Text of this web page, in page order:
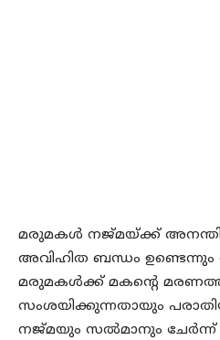
മരുമകള്‍ നജ്മയ്ക്ക്
അവിഹിത ബന്ധം
മരുമകള്‍ക്ക് മകന്റെ
സംശയിക്കുന്നതായും
നജ്മയും സല്‍മാനും ചേര്‍ന്ന്